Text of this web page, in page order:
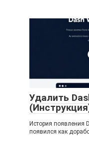
Удалить
История появления
появился как